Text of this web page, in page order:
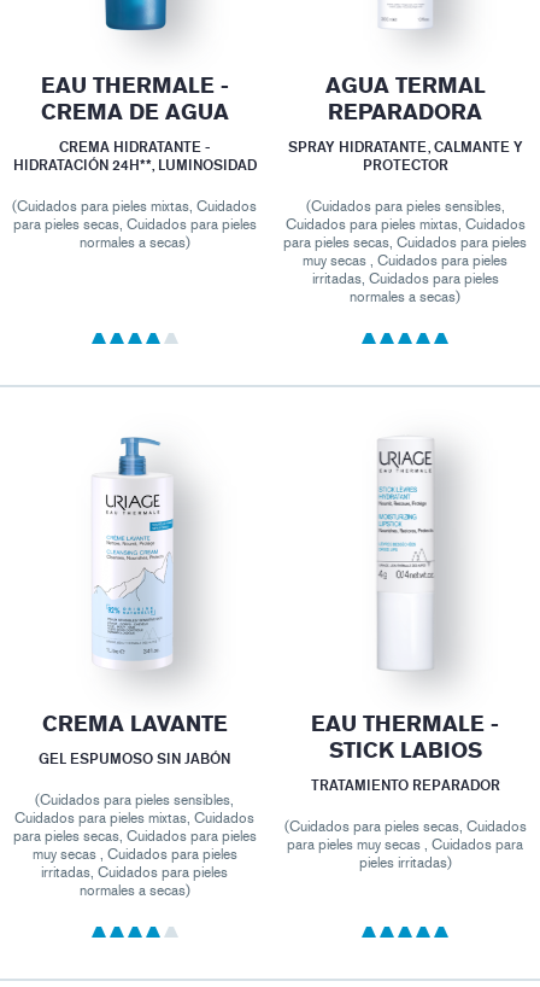
EAU THERMALE -
CREMA DE AGUA
CREMA HIDRATANTE -
HIDRATACIÓN 24H**, LUMINOSIDAD
(Cuidados para pieles mixtas, Cuidados
para pieles secas, Cuidados para pieles
normales a secas)
AGUA TERMAL
REPARADORA
SPRAY HIDRATANTE, CALMANTE Y
PROTECTOR
(Cuidados para pieles sensibles,
Cuidados para pieles mixtas, Cuidados
para pieles secas, Cuidados para pieles
muy secas , Cuidados para pieles
irritadas, Cuidados para pieles
normales a secas)
CREMA LAVANTE
GEL ESPUMOSO SIN JABÓN
(Cuidados para pieles sensibles,
Cuidados para pieles mixtas, Cuidados
para pieles secas, Cuidados para pieles
muy secas , Cuidados para pieles
irritadas, Cuidados para pieles
normales a secas)
EAU THERMALE -
STICK LABIOS
TRATAMIENTO REPARADOR
(Cuidados para pieles secas, Cuidados
para pieles muy secas , Cuidados para
pieles irritadas)